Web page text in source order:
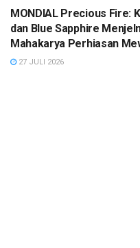
MONDIAL Precious Fire:
dan Blue Sapphire
Mahakarya Perhiasan
27 JULI 2026